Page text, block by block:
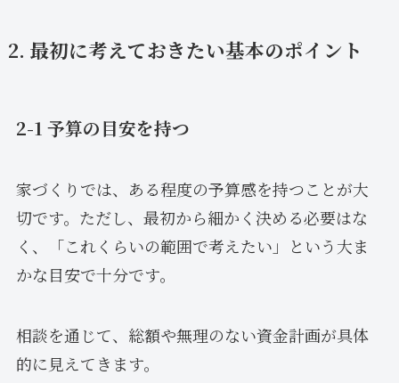
2. 最初に考えておきたい基本のポイント
2-1 予算の目安を持つ
家づくりでは、ある程度の予算感を持つことが大
切です。ただし、最初から細かく決める必要はな
く、「これくらいの範囲で考えたい」という大ま
かな目安で十分です。
相談を通じて、総額や無理のない資金計画が具体
的に見えてきます。